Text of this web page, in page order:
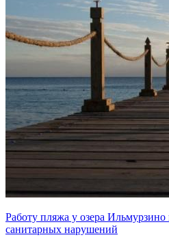
Работу пляжа у озера Ильмурзино
санитарных нарушений